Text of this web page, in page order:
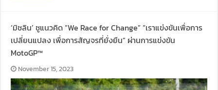
‘มิชลิน’ ชูแนวคิด “We Race for Change” “เราแข่งขันเพื่อการ
เปลี่ยนแปลง เพื่อการสัญจรที่ยั่งยืน” ผ่านการแข่งขัน
MotoGP™
November 15, 2023